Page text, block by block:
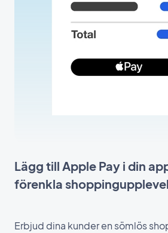
Lägg till Apple Pay i din
förenkla
Erbjud dina kunder en sömlös